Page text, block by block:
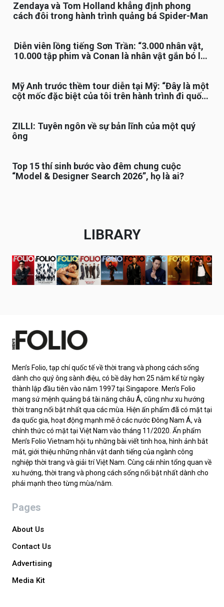
Zendaya và Tom Holland khẳng định phong
cách đôi trong hành trình quảng bá Spider-Man
Diễn viên lồng tiếng Sơn Trần: “3.000 nhân vật,
10.000 tập phim và Conan là nhân vật gắn bó lâu
Mỹ Anh trước thềm tour diễn tại Mỹ: “Đây là một
cột mốc đặc biệt của tôi trên hành trình đi quốc
ZILLI: Tuyên ngôn về sự bản lĩnh của một quý
ông
Top 15 thí sinh bước vào đêm chung cuộc
“Model & Designer Search 2026”, họ là ai?
LIBRARY
Men’s Folio, tạp chí quốc tế về thời trang và phong cách sống
dành cho quý ông sành điệu, có bề dày hơn 25 năm kể từ ngày
thành lập đầu tiên vào năm 1997 tại Singapore. Men’s Folio
mang sứ mệnh quảng bá tài năng châu Á, cũng như xu hướng
thời trang nổi bật nhất qua các mùa. Hiện ấn phẩm đã có mặt tại
đa quốc gia, hoạt động mạnh mẽ ở các nước Đông Nam Á, và
chính thức có mặt tại Việt Nam vào tháng 11/2020. Ấn phẩm
Men’s Folio Vietnam hội tụ những bài viết tinh hoa, hình ảnh bắt
mắt, giới thiệu những nhân vật danh tiếng của ngành công
nghiệp thời trang và giải trí Việt Nam. Cùng cái nhìn tổng quan về
xu hướng, thời trang và phong cách sống nổi bật nhất dành cho
phái mạnh theo từng mùa/năm.
Pages
About Us
Contact Us
Advertising
Media Kit